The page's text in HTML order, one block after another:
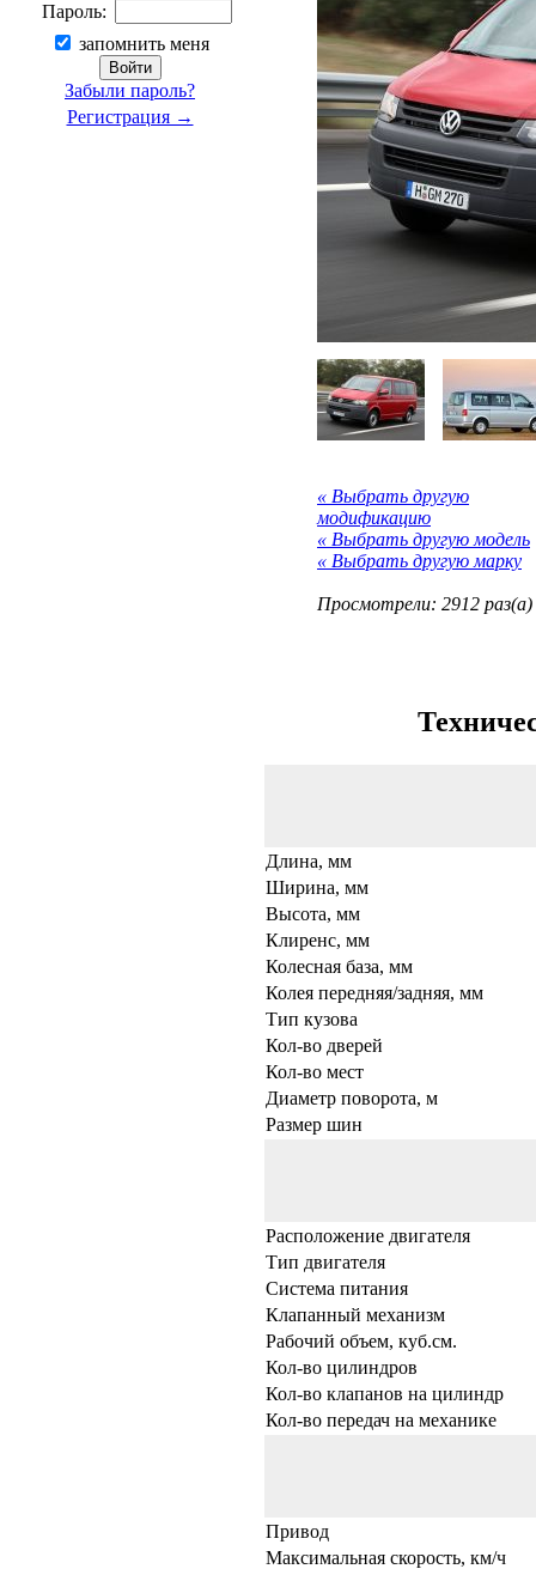
Пароль:
запомнить меня
Забыли пароль?
Регистрация →
« Выбрать другую
модификацию
« Выбрать другую модель
« Выбрать другую марку
Просмотрели: 2912 раз(а)
Длина, мм
Ширина, мм
Высота, мм
Клиренс, мм
Колесная база, мм
Колея передняя/задняя, мм
Тип кузова
Кол-во дверей
Кол-во мест
Диаметр поворота, м
Размер шин
Расположение двигателя
Тип двигателя
Система питания
Клапанный механизм
Рабочий объем, куб.см.
Кол-во цилиндров
Кол-во клапанов на цилиндр
Кол-во передач на механике
Привод
Максимальная скорость, км/ч